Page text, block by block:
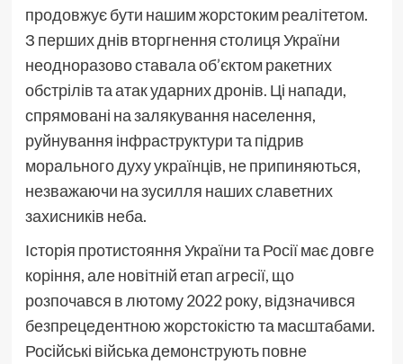
продовжує бути нашим жорстоким реалітетом.
З перших днів вторгнення столиця України
неодноразово ставала об’єктом ракетних
обстрілів та атак ударних дронів. Ці напади,
спрямовані на залякування населення,
руйнування інфраструктури та підрив
морального духу українців, не припиняються,
незважаючи на зусилля наших славетних
захисників неба.
Історія протистояння України та Росії має довге
коріння, але новітній етап агресії, що
розпочався в лютому 2022 року, відзначився
безпрецедентною жорстокістю та масштабами.
Російські війська демонструють повне